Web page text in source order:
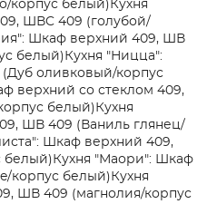
корпус белый) Кухня
ШВC 409 (голубой/
Шкаф верхний 409, ШВ
белый) Кухня "Ницца":
оливковый/корпус
верхний со стеклом 409,
белый) Кухня
ШВ 409 (Ваниль глянец/
Шкаф верхний 409,
белый) Кухня "Маори": Шкаф
корпус белый) Кухня
ШВ 409 (магнолия/корпус